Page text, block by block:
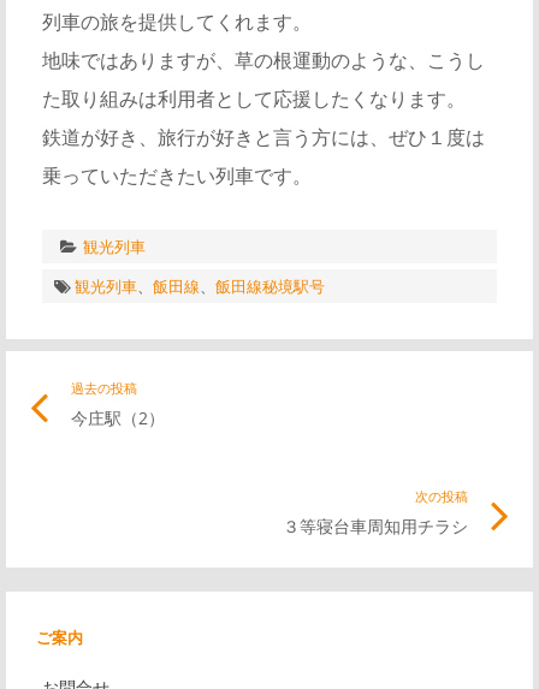
列車の旅を提供してくれます。
地味ではありますが、草の根運動のような、こうし
た取り組みは利用者として応援したくなります。
鉄道が好き、旅行が好きと言う方には、ぜひ１度は
乗っていただきたい列車です。
観光列車
観光列車、 飯田線、 飯田線秘境駅号
ビ
ゲ
過去の投稿
今庄駅（2）
リ
ク
次の投稿
３等寝台車周知用チラシ
記
事
ご案内